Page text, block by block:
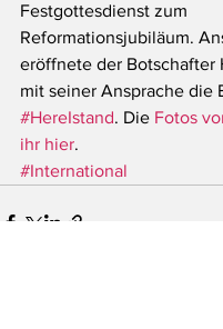
Festgottesdienst zum
Reformationsjubiläum.
eröffnete der Botschafter
mit seiner Ansprache die
#HereIstand. Die Fotos
ihr hier.
#International